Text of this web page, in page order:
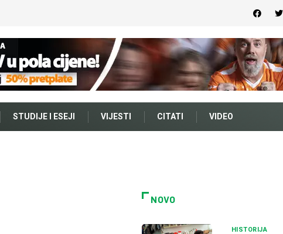
STUDIJE I ESEJI VIJESTI CITATI VIDEO
NOVO
HISTORIJA